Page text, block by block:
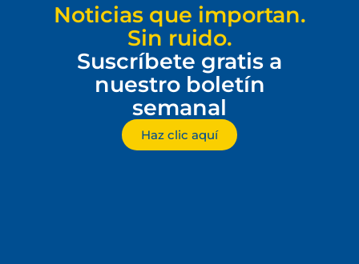
Noticias que importan.
Sin ruido.
Suscríbete gratis a
nuestro boletín
semanal
Haz clic aquí